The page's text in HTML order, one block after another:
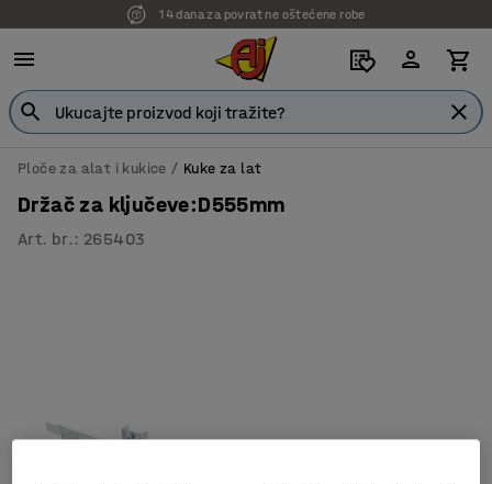
14 dana za povrat ne oštećene robe
Ploče za alat i kukice Kuke za lat
Držač za ključeve:D555mm
Art. br. : 265403